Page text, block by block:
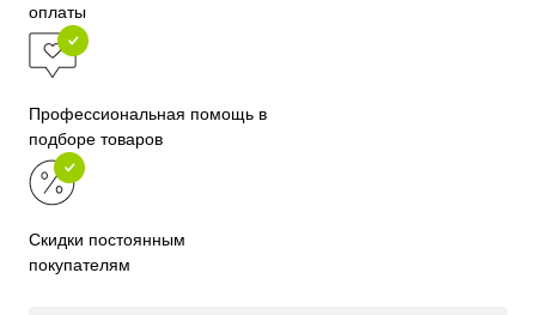
оплаты
Профессиональная помощь в
подборе товаров
Скидки постоянным
покупателям